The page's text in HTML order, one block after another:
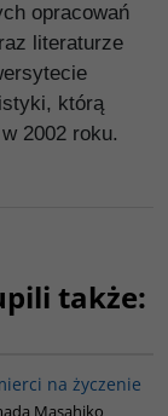
opracowań
literaturze
którą
2002 roku.
także:
na życzenie
Masahiko